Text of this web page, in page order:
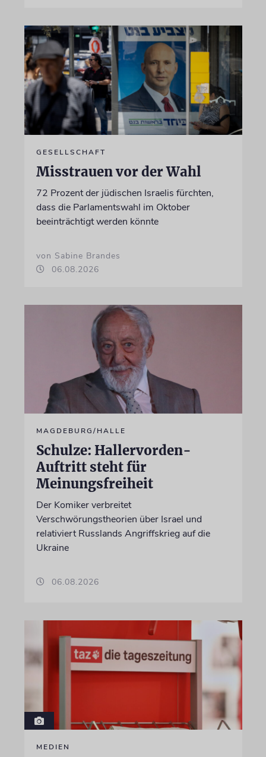
GESELLSCHAFT
Misstrauen vor der Wahl
72 Prozent der jüdischen Israelis fürchten,
dass die Parlamentswahl im Oktober
beeinträchtigt werden könnte
von Sabine Brandes
06.08.2026
MAGDEBURG/HALLE
Schulze: Hallervorden-
Auftritt steht für
Meinungsfreiheit
Der Komiker verbreitet
Verschwörungstheorien über Israel und
relativiert Russlands Angriffskrieg auf die
Ukraine
06.08.2026
MEDIEN